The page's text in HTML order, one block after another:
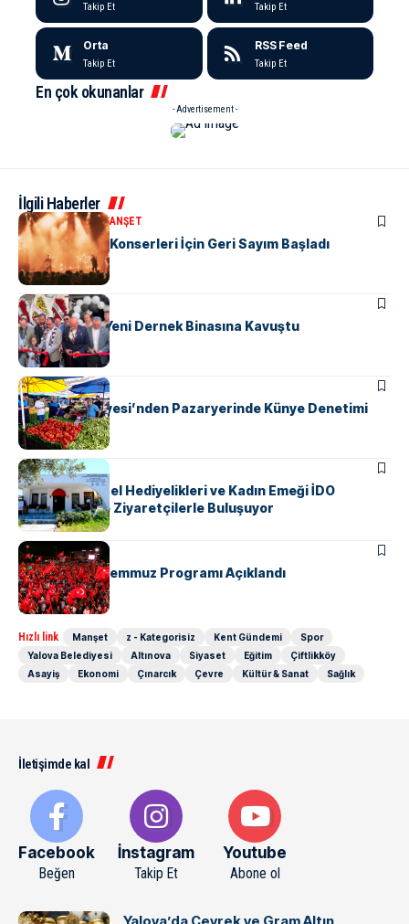
Takip Et Takip Et
Orta
Takip Et
RSS Feed
Takip Et
En çok okunanlar
- Advertisement -
İlgili Haberler
KÜLTÜR & SANATMANŞET
Yalova’da Yaz Konserleri İçin Geri Sayım Başladı
MANŞETSPOR
Beşiktaşlılar Yeni Dernek Binasına Kavuştu
KENT GÜNDEMI
Yalova Belediyesi’nden Pazaryerinde Künye Denetimi
KENT GÜNDEMI
Yalova’nın Yerel Hediyelikleri ve Kadın Emeği İDO
Terminali’nde Ziyaretçilerle Buluşuyor
KENT GÜNDEMI
Yalova’da 15 Temmuz Programı Açıklandı
Hızlı link Manşet z - Kategorisiz Kent Gündemi
Spor
Yalova Belediyesi
Altınova Siyaset Eğitim
Çiftlikköy
Asayiş
Ekonomi Çınarcık Çevre Kültür & Sanat Sağlık
İletişimde kal
Facebook
Beğen
İnstagram
Takip Et
Youtube
Abone ol